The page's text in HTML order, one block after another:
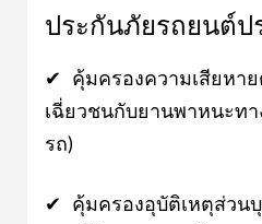
ประกันภัยรถยนต์ป
✔ คุ้มครองความเสียหา
เฉี่ยวชนกับยานพาหนะท
รถ)
✔ คุ้มครองอุบัติเหตุส่วน